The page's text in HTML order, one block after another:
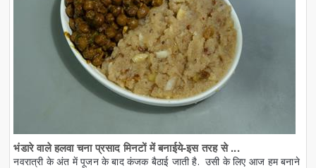
भंडारे वाले हलवा चना प्रसाद मिनटों में बनाईये-इस तरह से ...
नवरात्री के अंत में पूजन के बाद कंजक बैठाई जाती है. उसी के लिए आज हम बनाने